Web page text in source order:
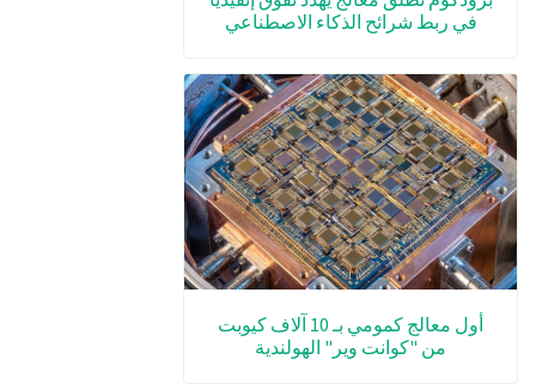
في ربط شرائح الذكاء الاصطناعي
أول معالج كمومي بـ 10 آلاف كيوبت
من "كوانت وير" الهولندية